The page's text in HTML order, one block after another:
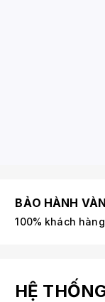
BẢO HÀNH
100% khách
HỆ